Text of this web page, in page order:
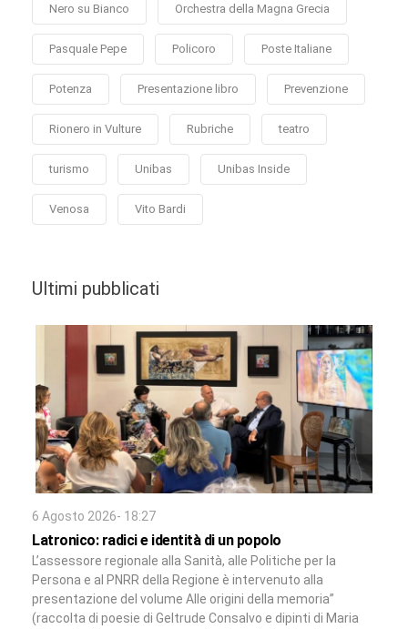
Nero su Bianco Orchestra della Magna Grecia
Pasquale Pepe Policoro Poste Italiane
Potenza Presentazione libro Prevenzione
Rionero in Vulture Rubriche teatro
turismo Unibas Unibas Inside
Venosa Vito Bardi
Ultimi pubblicati
6 Agosto 2026- 18:27
Latronico: radici e identità di un popolo
L’assessore regionale alla Sanità, alle Politiche per la
Persona e al PNRR della Regione è intervenuto alla
presentazione del volume Alle origini della memoria”
(raccolta di poesie di Geltrude Consalvo e dipinti di Maria